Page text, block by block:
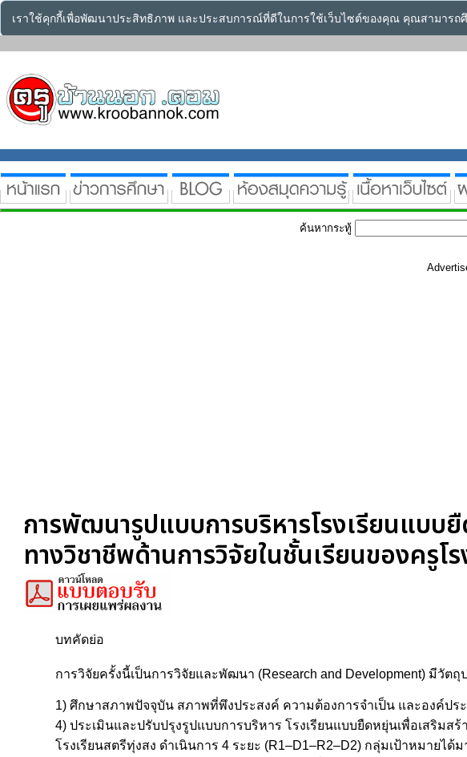
เราใช้คุกกี้เพื่อพัฒนาประสิทธิภาพ และประสบการณ์ที่ดีในการใช้เว็บไซต์ของคุณ คุณสามารถศึ
ค้นหากระทู้
การพัฒนารูปแบบการบริหารโรงเรียนแบบ
ทางวิชาชีพด้านการวิจัยในชั้นเรียนของครูโ
บทคัดย่อ
การวิจัยครั้งนี้เป็นการวิจัยและพัฒนา (Research and Development) มีวัตถุ
1) ศึกษาสภาพปัจจุบัน สภาพที่พึงประสงค์ ความต้องการจำเป็น และองค์ป
4) ประเมินและปรับปรุงรูปแบบการบริหาร โรงเรียนแบบยืดหยุ่นเพื่อเสริม
โรงเรียนสตรีทุ่งสง ดำเนินการ 4 ระยะ (R1–D1–R2–D2) กลุ่มเป้าหมายไ